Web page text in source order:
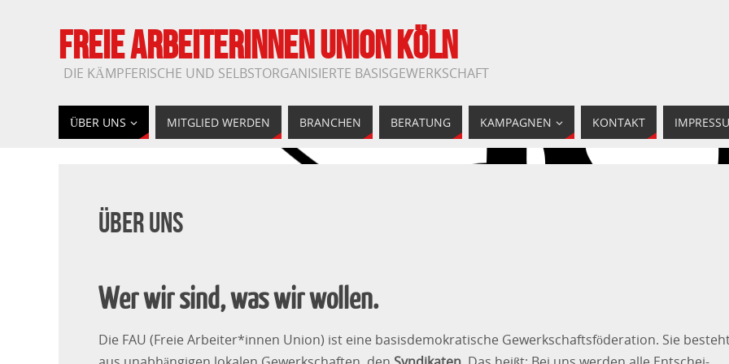
FREIE ARBEITERINNEN UNION KÖLN
DIE KÄMPFERISCHE UND SELBSTORGANISIERTE BASISGEWERKSCHAFT
ÜBER UNS MITGLIED WERDEN BRANCHEN BERATUNG KAMPAGNEN KONTAKT
Über uns
Wer wir sind, was wir wollen.
Die FAU (Freie Arbeiter*innen Union) ist eine basisdemokratische Gewerkschaftsföderation. Sie